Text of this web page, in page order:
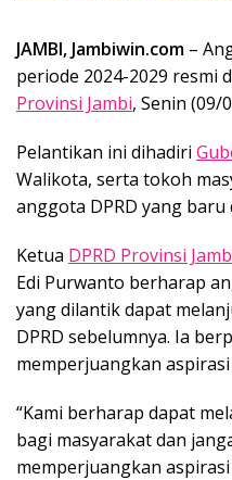
JAMBI, Jambiwin.com –
periode 2024-2029 resmi
Provinsi Jambi, Senin (09/
Pelantikan ini dihadiri
Walikota, serta tokoh
anggota DPRD yang baru
Ketua DPRD Provinsi
Edi Purwanto berharap
yang dilantik dapat
DPRD sebelumnya. Ia
memperjuangkan
“Kami berharap dapat
bagi masyarakat dan
memperjuangkan aspirasi